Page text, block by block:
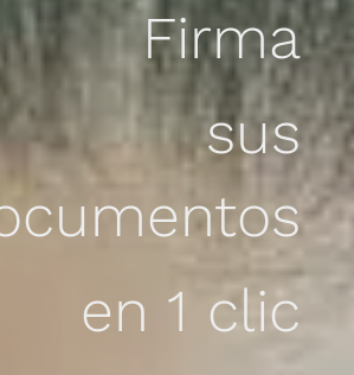
Firma
sus
en 1 clic